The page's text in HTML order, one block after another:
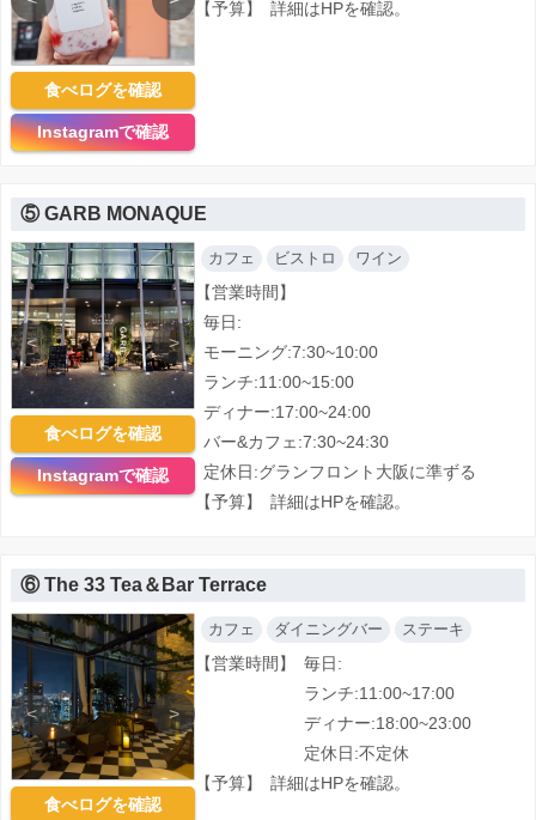
食べログを確認
Instagramで確認
【予算】 詳細はHPを確認。
⑤ GARB MONAQUE
< >
食べログを確認
Instagramで確認
カフェ ビストロ ワイン
【営業時間】
毎日:
モーニング:7:30~10:00
ランチ:11:00~15:00
ディナー:17:00~24:00
バー&カフェ:7:30~24:30
定休日:グランフロント大阪に準ずる
【予算】
詳細はHPを確認。
⑥ The 33 Tea＆Bar Terrace
< >
食べログを確認
カフェ ダイニングバー ステーキ
【営業時間】
毎日:
ランチ:11:00~17:00
ディナー:18:00~23:00
定休日:不定休
【予算】
詳細はHPを確認。